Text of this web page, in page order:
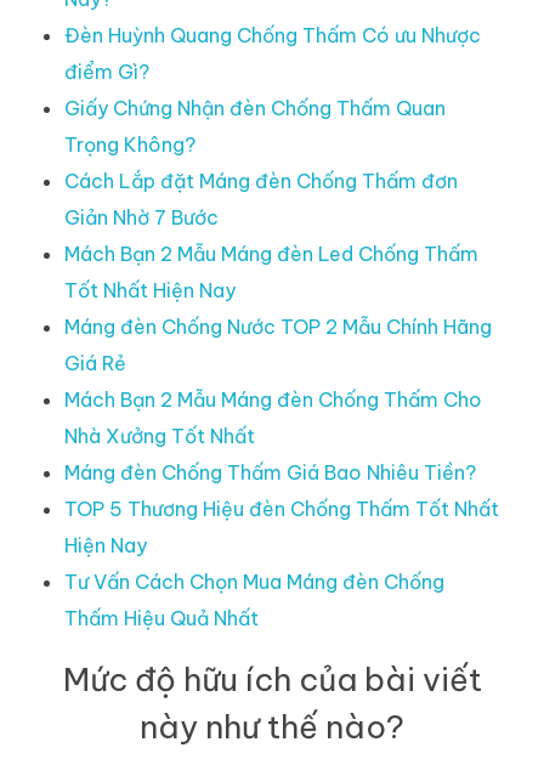
Đèn Huỳnh Quang Chống Thấm Có ưu Nhược
điểm Gì?
Giấy Chứng Nhận đèn Chống Thấm Quan
Trọng Không?
Cách Lắp đặt Máng đèn Chống Thấm đơn
Giản Nhờ 7 Bước
Mách Bạn 2 Mẫu Máng đèn Led Chống Thấm
Tốt Nhất Hiện Nay
Máng đèn Chống Nước TOP 2 Mẫu Chính Hãng
Giá Rẻ
Mách Bạn 2 Mẫu Máng đèn Chống Thấm Cho
Nhà Xưởng Tốt Nhất
Máng đèn Chống Thấm Giá Bao Nhiêu Tiền?
TOP 5 Thương Hiệu đèn Chống Thấm Tốt Nhất
Hiện Nay
Tư Vấn Cách Chọn Mua Máng đèn Chống
Thấm Hiệu Quả Nhất
Mức độ hữu ích của bài viết
này như thế nào?